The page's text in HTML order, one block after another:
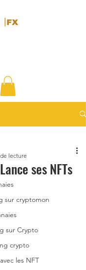
sur cryptomon
sur Crypto
crypto
les NFT
ses NFTs
lecture